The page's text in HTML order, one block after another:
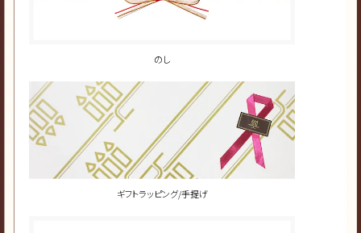
のし
ギフトラッピング/手提げ